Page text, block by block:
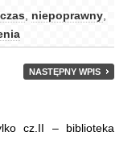
czas niepoprawny
NASTĘPNY WPIS
cz.II – biblioteka